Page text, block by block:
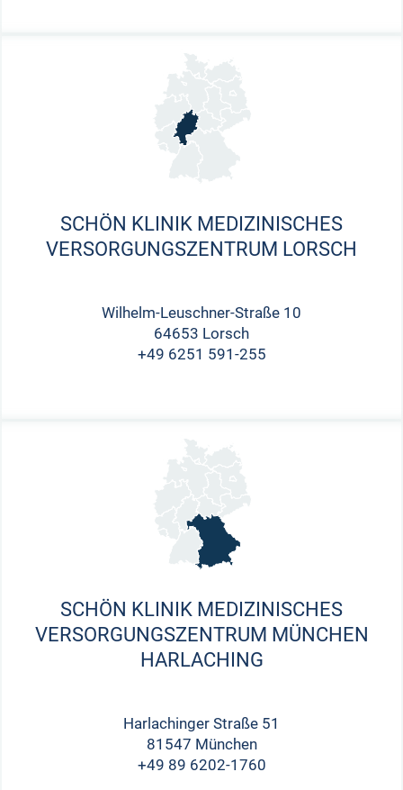
SCHÖN KLINIK MEDIZINISCHES
VERSORGUNGSZENTRUM LORSCH
Wilhelm-Leuschner-Straße 10
64653 Lorsch
+49 6251 591-255
SCHÖN KLINIK MEDIZINISCHES
VERSORGUNGSZENTRUM MÜNCHEN
HARLACHING
Harlachinger Straße 51
81547 München
+49 89 6202-1760